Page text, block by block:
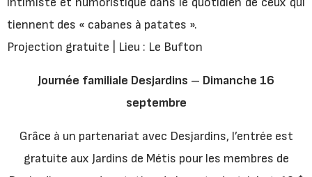
tiennent des « cabanes à patates ».
Projection gratuite | Lieu : Le Bufton
Journée familiale Desjardins – Dimanche 16
septembre
Grâce à un partenariat avec Desjardins, l’entrée est
gratuite aux Jardins de Métis pour les membres de